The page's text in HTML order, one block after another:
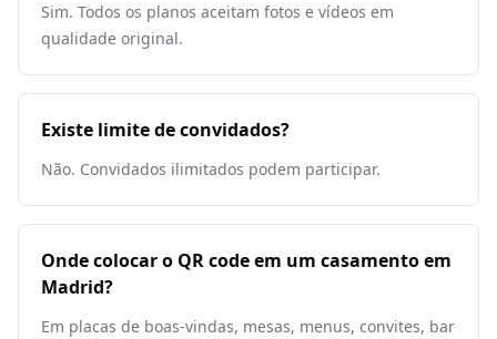
Sim. Todos os planos aceitam fotos e vídeos em
qualidade original.
Existe limite de convidados?
Não. Convidados ilimitados podem participar.
Onde colocar o QR code em um casamento em
Madrid?
Em placas de boas-vindas, mesas, menus, convites, bar